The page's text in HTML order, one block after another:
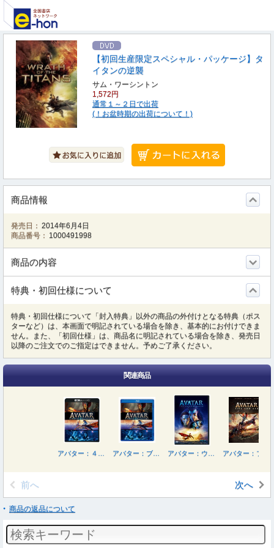
【初回生産限定スペシャル・パッケージ】タ
イタンの逆襲
サム・ワーシントン
1,572円
通常１～２日で出荷
(！お盆時期の出荷について！)
商品情報
発売日： 2014年6月4日
商品番号： 1000491998
商品の内容
特典・初回仕様について
特典・初回仕様について「封入特典」以外の商品の外付けとなる特典（ポス
ターなど）は、本画面で明記されている場合を除き、基本的にお付けできま
せん。また、「初回仕様」は、商品名に明記されている場合を除き、発売日
以降のご注文でのご指定はできません。予めご了承ください。
関連商品
前へ 次へ
商品の返品について